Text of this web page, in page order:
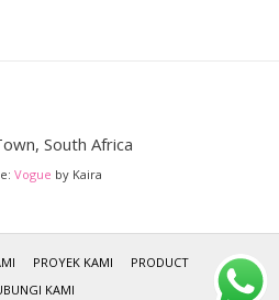
South Africa
Vogue by Kaira
PROYEK KAMI
PRODUCT
KAMI